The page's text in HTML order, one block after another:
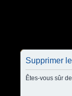
Supprimer
Êtes-vous sûr